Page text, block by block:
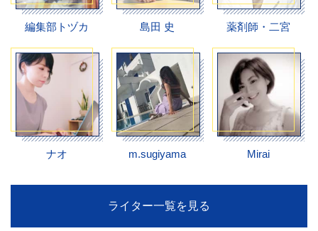
編集部トヅカ 島田 史 薬剤師・二宮
ナオ m.sugiyama Mirai
ライター一覧を見る